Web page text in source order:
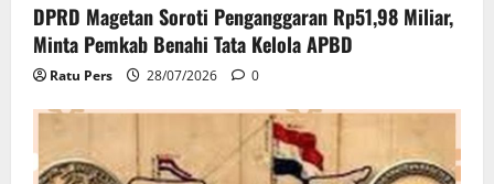
DPRD Magetan Soroti Penganggaran Rp51,98 Miliar,
Minta Pemkab Benahi Tata Kelola APBD
Ratu Pers 28/07/2026 0